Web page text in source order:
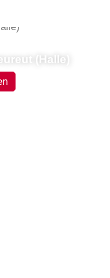
(Halle)